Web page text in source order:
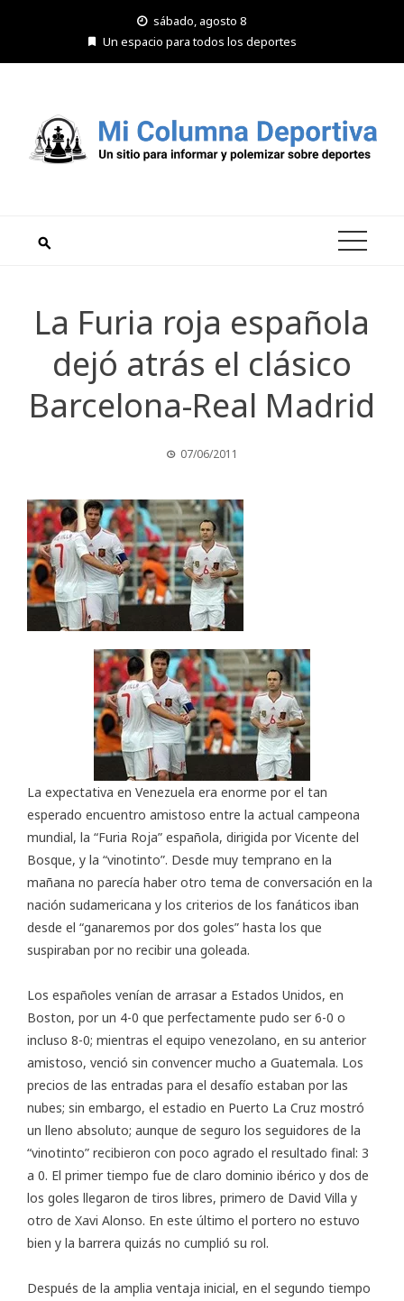
sábado, agosto 8
Un espacio para todos los deportes
La Furia roja española
dejó atrás el clásico
Barcelona-Real Madrid
07/06/2011
La expectativa en Venezuela era enorme por el tan
esperado encuentro amistoso entre la actual campeona
mundial, la “Furia Roja” española, dirigida por Vicente del
Bosque, y la “vinotinto”. Desde muy temprano en la
mañana no parecía haber otro tema de conversación en la
nación sudamericana y los criterios de los fanáticos iban
desde el “ganaremos por dos goles” hasta los que
suspiraban por no recibir una goleada.
Los españoles venían de arrasar a Estados Unidos, en
Boston, por un 4-0 que perfectamente pudo ser 6-0 o
incluso 8-0; mientras el equipo venezolano, en su anterior
amistoso, venció sin convencer mucho a Guatemala. Los
precios de las entradas para el desafío estaban por las
nubes; sin embargo, el estadio en Puerto La Cruz mostró
un lleno absoluto; aunque de seguro los seguidores de la
“vinotinto” recibieron con poco agrado el resultado final: 3
a 0. El primer tiempo fue de claro dominio ibérico y dos de
los goles llegaron de tiros libres, primero de David Villa y
otro de Xavi Alonso. En este último el portero no estuvo
bien y la barrera quizás no cumplió su rol.
Después de la amplia ventaja inicial, en el segundo tiempo